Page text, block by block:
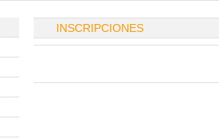
INSCRIPCIONES